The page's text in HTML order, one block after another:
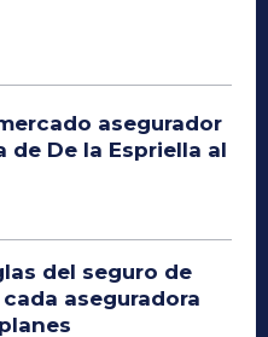
asegurador
De la Espriella al
del seguro de
aseguradora